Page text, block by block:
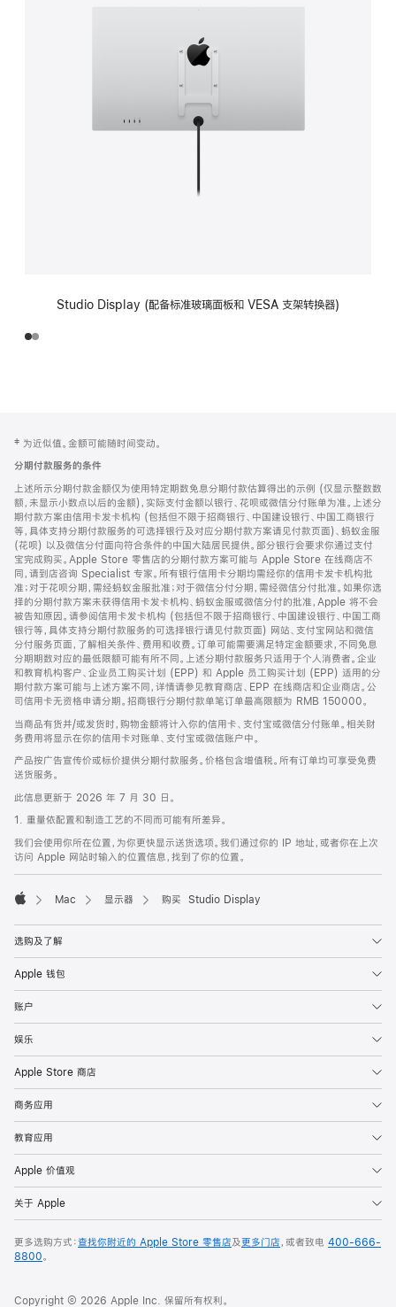
Studio Display (配备标准玻璃面板和 VESA 支架转换器)
页
页
脚
注
‡ 为近似值。金额可能随时间变动。
分期付款服务的条件
上述所示分期付款金额仅为使用特定期数免息分期付款估算得出的示例 (仅显示整数数
额，未显示小数点以后的金额)，实际支付金额以银行、花呗或微信分付账单为准。上述分
期付款方案由信用卡发卡机构 (包括但不限于招商银行、中国建设银行、中国工商银行
等，具体支持分期付款服务的可选择银行及对应分期付款方案请见付款页面)、蚂蚁金服
(花呗) 以及微信分付面向符合条件的中国大陆居民提供。部分银行会要求你通过支付
宝完成购买。Apple Store 零售店的分期付款方案可能与 Apple Store 在线商店不
同，请到店咨询 Specialist 专家。所有银行信用卡分期均需经你的信用卡发卡机构批
准；对于花呗分期，需经蚂蚁金服批准；对于微信分付分期，需经微信分付批准。如果你选
择的分期付款方案未获得信用卡发卡机构、蚂蚁金服或微信分付的批准，Apple 将不会
被告知原因。请参阅信用卡发卡机构 (包括但不限于招商银行、中国建设银行、中国工商
银行等，具体支持分期付款服务的可选择银行请见付款页面) 网站、支付宝网站和微信
分付服务页面，了解相关条件、费用和收费。订单可能需要满足特定金额要求，不同免息
分期期数对应的最低限额可能有所不同。上述分期付款服务只适用于个人消费者。企业
和教育机构客户、企业员工购买计划 (EPP) 和 Apple 员工购买计划 (EPP) 适用的分
期付款方案可能与上述方案不同，详情请参见教育商店、EPP 在线商店和企业商店。公
司信用卡无资格申请分期。招商银行分期付款单笔订单最高限额为 RMB 150000。
当商品有货并/或发货时，购物金额将计入你的信用卡、支付宝或微信分付账单。相关财
务费用将显示在你的信用卡对账单、支付宝或微信账户中。
产品按广告宣传价或标价提供分期付款服务。价格包含增值税。所有订单均可享受免费
送货服务。
此信息更新于 2026 年 7 月 30 日。
1. 重量依配置和制造工艺的不同而可能有所差异。
我们会使用你所在位置，为你更快显示送货选项。我们通过你的 IP 地址，或者你在上次
访问 Apple 网站时输入的位置信息，找到了你的位置。
Mac 显示器 购买 Studio Display
选购及了解
Apple 钱包
账户
娱乐
Apple Store 商店
商务应用
教育应用
Apple 价值观
关于 Apple
更多选购方式：查找你附近的 Apple Store 零售店及更多门店，或者致电 400-666-
8800。
Copyright © 2026 Apple Inc. 保留所有权利。